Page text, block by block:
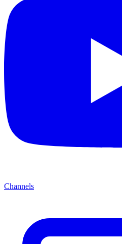
Channels